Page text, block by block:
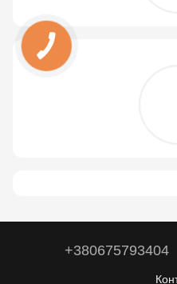
+380675793404